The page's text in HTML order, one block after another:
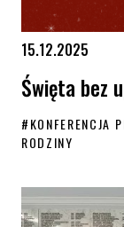
15.12.2025
Święta bez
#KONFERENCJA
RODZINY